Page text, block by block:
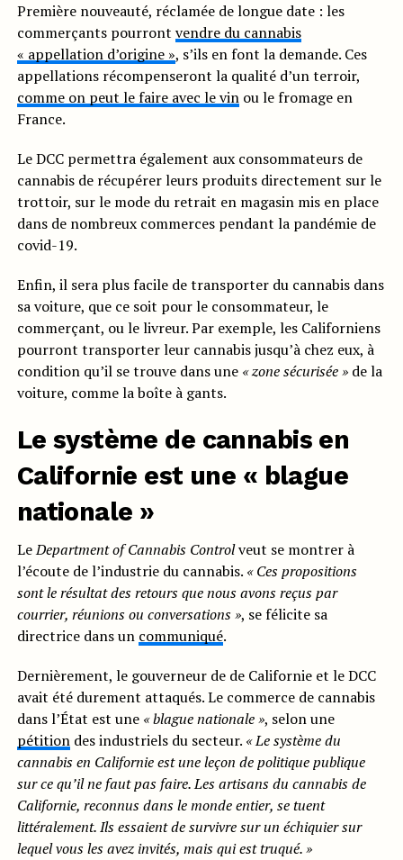
Première nouveauté, réclamée de longue date : les
commerçants pourront vendre du cannabis
« appellation d’origine », s’ils en font la demande. Ces
appellations récompenseront la qualité d’un terroir,
comme on peut le faire avec le vinou le fromage en
France.
Le DCC permettra également aux consommateurs de
cannabis de récupérer leurs produits directement sur le
trottoir, sur le mode du retrait en magasin mis en place
dans de nombreux commerces pendant la pandémie de
covid-19.
Enfin, il sera plus facile de transporter du cannabis dans
sa voiture, que ce soit pour le consommateur, le
commerçant, ou le livreur. Par exemple, les Californiens
pourront transporter leur cannabis jusqu’à chez eux, à
condition qu’il se trouve dans une « zone sécurisée »de la
voiture, comme la boîte à gants.
Le système de cannabis en
Californie est une « blague
nationale »
LeDepartment of Cannabis Controlveut se montrer à
l’écoute de l’industrie du cannabis. « Ces propositions
sont le résultat des retours que nous avons reçus par
courrier, réunions ou conversations », se félicite sa
directrice dans un communiqué.
Dernièrement, le gouverneur de de Californie et le DCC
avait été durement attaqués. Le commerce de cannabis
dans l’État est une « blague nationale », selon une
pétitiondes industriels du secteur. « Le système du
cannabis en Californie est une leçon de politique publique
sur ce qu’il ne faut pas faire. Les artisans du cannabis de
Californie, reconnus dans le monde entier, se tuent
littéralement. Ils essaient de survivre sur un échiquier sur
lequel vous les avez invités, mais qui est truqué. »